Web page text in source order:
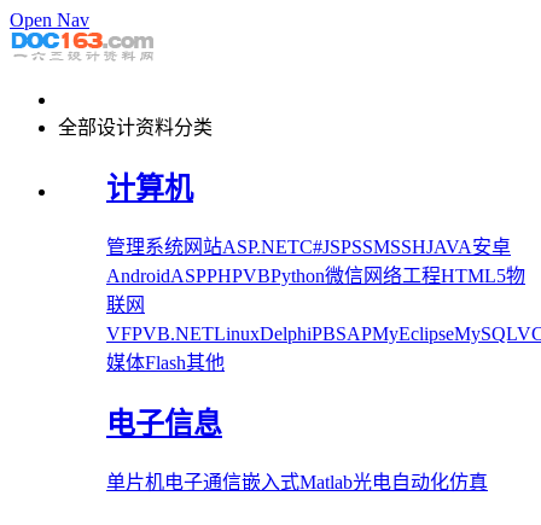
Open Nav
全部设计资料分类
计算机
管理系统网站ASP.NETC#JSPSSMSSHJAVA安卓
AndroidASPPHPVBPython微信网络工程HTML5物
联网
VFPVB.NETLinuxDelphiPBSAPMyEclipseMySQL
媒体Flash其他
电子信息
单片机电子通信嵌入式Matlab光电自动化仿真